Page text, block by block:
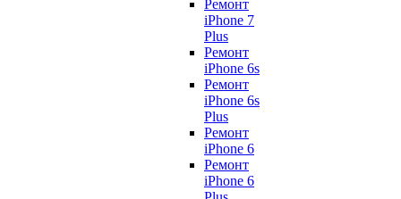
Ремонт
iPhone 7
Plus
Ремонт
iPhone 6s
Ремонт
iPhone 6s
Plus
Ремонт
iPhone 6
Ремонт
iPhone 6